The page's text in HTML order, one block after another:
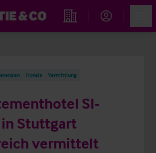
Immobiliensuche
Hotels Vermittlung
SI-
Stuttgart
vermittelt